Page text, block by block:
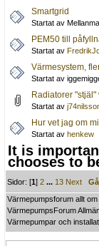
Smartgrid
Startat av
PEM50 till
Startat av
Värmesystem,
Startat av
Radiatorer "stjäl"
Startat av
Hur vet jag om
Startat av henkew
It is
chooses to
Sidor: [1]2 ...13 Next
Värmepumpsforum allt
VärmepumpsForum
Värmepumpar och